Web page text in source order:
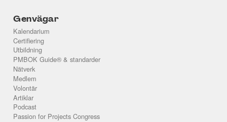
Genvägar
Kalendarium
Certifiering
Utbildning
PMBOK Guide® & standarder
Nätverk
Medlem
Volontär
Artiklar
Podcast
Passion for Projects Congress